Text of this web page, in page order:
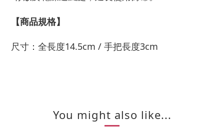
【商品規格】
尺寸：全長度14.5cm / 手把長度3cm
You might also like...